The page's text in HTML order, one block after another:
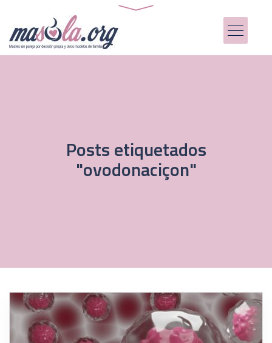
Posts etiquetados
"ovodonaciçon"